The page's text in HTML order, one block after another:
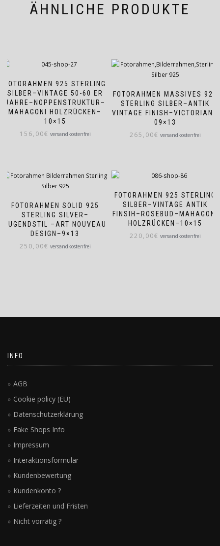
ÄHNLICHE PRODUKTE
FOTORAHMEN 925 STERLING
SILBER–VINTAGE 50-60 ER
JAHRE–NOPPENSTRUKTUR–
MAHAGONI HOLZRÜCKEN–
10×15
156,00€ versandkostenfrei
FOTORAHMEN MASSIVES 925
STERLING SILBER–ANTIK
VINTAGE FINISH–VICTORIAN–
09×13
265,00€ versandkostenfrei
FOTORAHMEN SOLID 925
STERLING SILVER–
JUGENDSTIL –ART NOUVEAU
DESIGN–9×13
250,00€ versandkostenfrei
FOTORAHMEN 925 STERLING
SILBER–VINTAGE ANTIK
FINSIH–ROSEBUD–MAHAGONI
HOLZRÜCKEN–10×15
220,00€ versandkostenfrei
INFO
AGB
Cookie policy (EU)
Datenschutzerklärung
Fake Shops Info
Impressum
Interaktionsformular
Kundenbewertung
Kundenkonto ?
Lieferzeiten und Fristen
Nicht vorrätig ?